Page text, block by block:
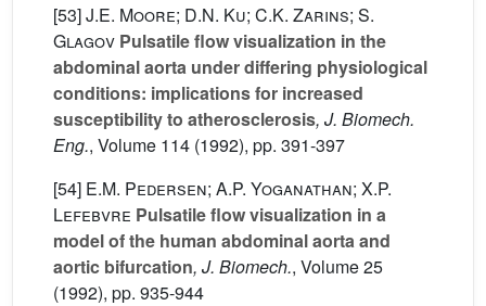
[53]J.E. Moore; D.N. Ku; C.K. Zarins; S.
Glagov Pulsatile flow visualization in the
abdominal aorta under differing physiological
conditions: implications for increased
susceptibility to atherosclerosis, J. Biomech.
Eng., Volume 114 (1992), pp. 391-397
[54] E.M. Pedersen; A.P. Yoganathan; X.P.
Lefebvre Pulsatile flow visualization in a
model of the human abdominal aorta and
aortic bifurcation, J. Biomech., Volume 25
(1992), pp. 935-944